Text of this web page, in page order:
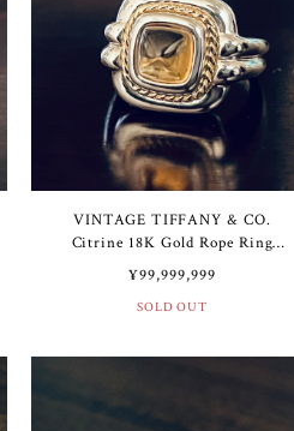
VINTAGE TIFFANY & CO.
Citrine 18K Gold Rope Ring
Sterling Silver | ヴィンテージ テ
ィファニー シトリン 18K ゴール
ド ロープ リング スターリング
¥99,999,999
SOLD OUT